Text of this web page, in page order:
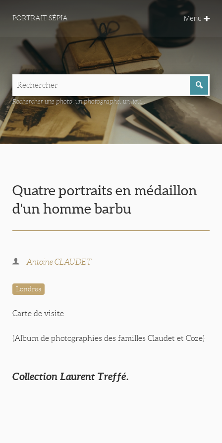
PORTRAIT SÉPIA Menu
Rechercher une photo, un photographe, un lieu...
Quatre portraits en médaillon
d'un homme barbu
Antoine CLAUDET
Londres
Carte de visite
(Album de photographies des familles Claudet et Coze)
Collection Laurent Treffé.